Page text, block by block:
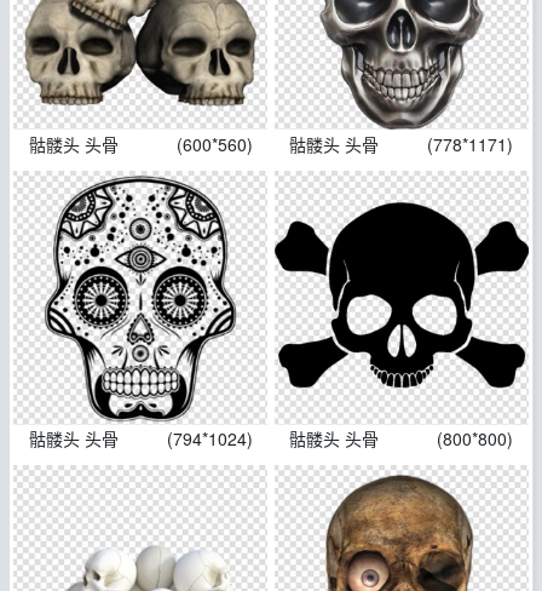
骷髅头 头骨 (600*560) 骷髅头 头骨 (778*1171)
骷髅头 头骨 (794*1024) 骷髅头 头骨 (800*800)